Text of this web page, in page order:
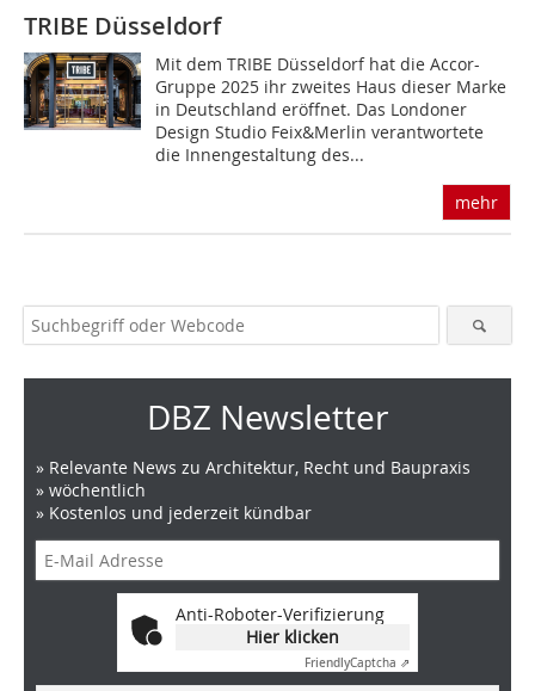
TRIBE Düsseldorf
Mit dem TRIBE Düsseldorf hat die Accor-
Gruppe 2025 ihr zweites Haus dieser Marke
in Deutschland eröffnet. Das Londoner
Design Studio Feix&Merlin verantwortete
die Innengestaltung des...
mehr
DBZ Newsletter
» Relevante News zu Architektur, Recht und Baupraxis
» wöchentlich
» Kostenlos und jederzeit kündbar
Anti-Roboter-Verifizierung
Hier klicken
FriendlyCaptcha ⇗